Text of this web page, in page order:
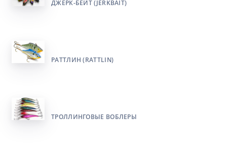
ДЖЕРК-БЕЙТ (JERKBAIT)
РАТТЛИН (RATTLIN)
ТРОЛЛИНГОВЫЕ ВОБЛЕРЫ